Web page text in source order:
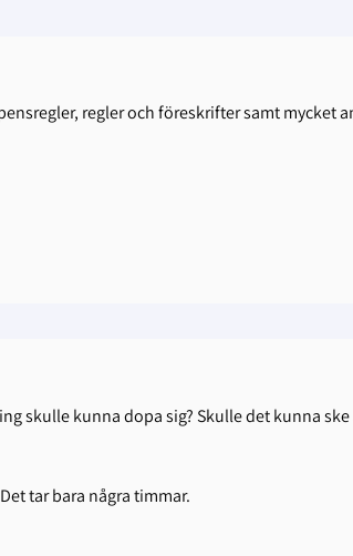
regler och föreskrifter samt mycket
skulle kunna dopa sig? Skulle det kunna
tar bara några timmar.